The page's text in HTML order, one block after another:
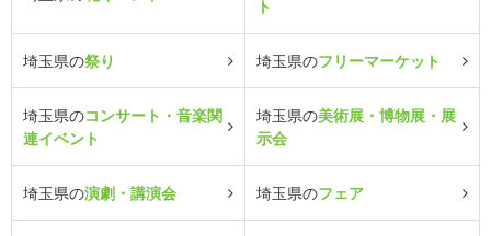
ト
埼玉県の祭り 埼玉県のフリーマーケット
埼玉県のコンサート・音楽関
連イベント
埼玉県の美術展・博物展・展
示会
埼玉県の演劇・講演会 埼玉県のフェア